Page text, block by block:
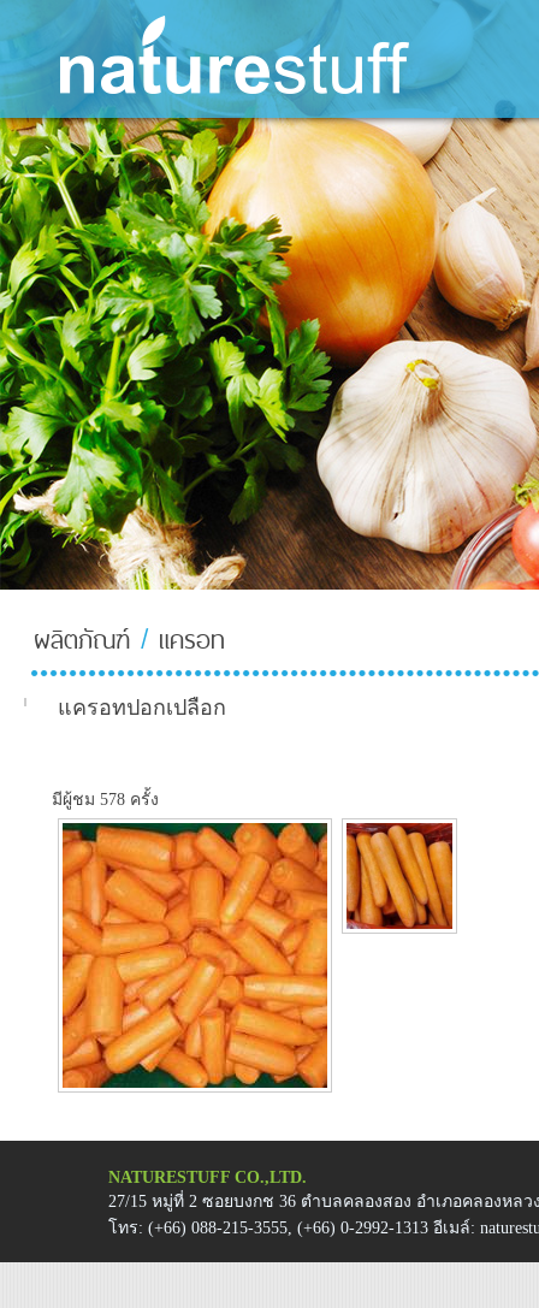
About-
Us-TH
ผลิตภัณฑ์ / แครอท
แครอทปอกเปลือก
มีผู้ชม 578 ครั้ง
NATURESTUFF CO.,LTD.
27/15 หมู่ที่ 2 ซอยบงกช 36 ตำบลคลองสอง อำเภอคลองหลว
โทร: (+66) 088-215-3555, (+66) 0-2992-1313 อีเมล์: